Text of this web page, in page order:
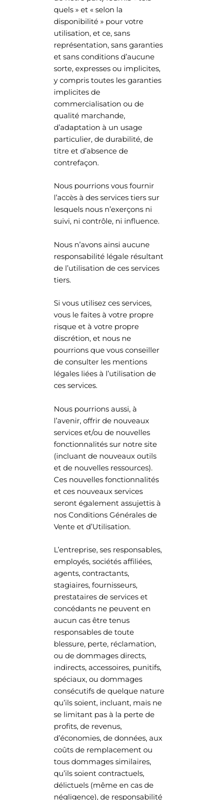
quels » et « selon la
disponibilité » pour votre
utilisation, et ce, sans
représentation, sans garanties
et sans conditions d’aucune
sorte, expresses ou implicites,
y compris toutes les garanties
implicites de
commercialisation ou de
qualité marchande,
d’adaptation à un usage
particulier, de durabilité, de
titre et d’absence de
contrefaçon.
Nous pourrions vous fournir
l’accès à des services tiers sur
lesquels nous n’exerçons ni
suivi, ni contrôle, ni influence.
Nous n’avons ainsi aucune
responsabilité légale résultant
de l’utilisation de ces services
tiers.
Si vous utilisez ces services,
vous le faites à votre propre
risque et à votre propre
discrétion, et nous ne
pourrions que vous conseiller
de consulter les mentions
légales liées à l’utilisation de
ces services.
Nous pourrions aussi, à
l’avenir, offrir de nouveaux
services et/ou de nouvelles
fonctionnalités sur notre site
(incluant de nouveaux outils
et de nouvelles ressources).
Ces nouvelles fonctionnalités
et ces nouveaux services
seront également assujettis à
nos Conditions Générales de
Vente et d’Utilisation.
L’entreprise, ses responsables,
employés, sociétés affiliées,
agents, contractants,
stagiaires, fournisseurs,
prestataires de services et
concédants ne peuvent en
aucun cas être tenus
responsables de toute
blessure, perte, réclamation,
ou de dommages directs,
indirects, accessoires, punitifs,
spéciaux, ou dommages
consécutifs de quelque nature
qu’ils soient, incluant, mais ne
se limitant pas à la perte de
profits, de revenus,
d’économies, de données, aux
coûts de remplacement ou
tous dommages similaires,
qu’ils soient contractuels,
délictuels (même en cas de
négligence), de responsabilité